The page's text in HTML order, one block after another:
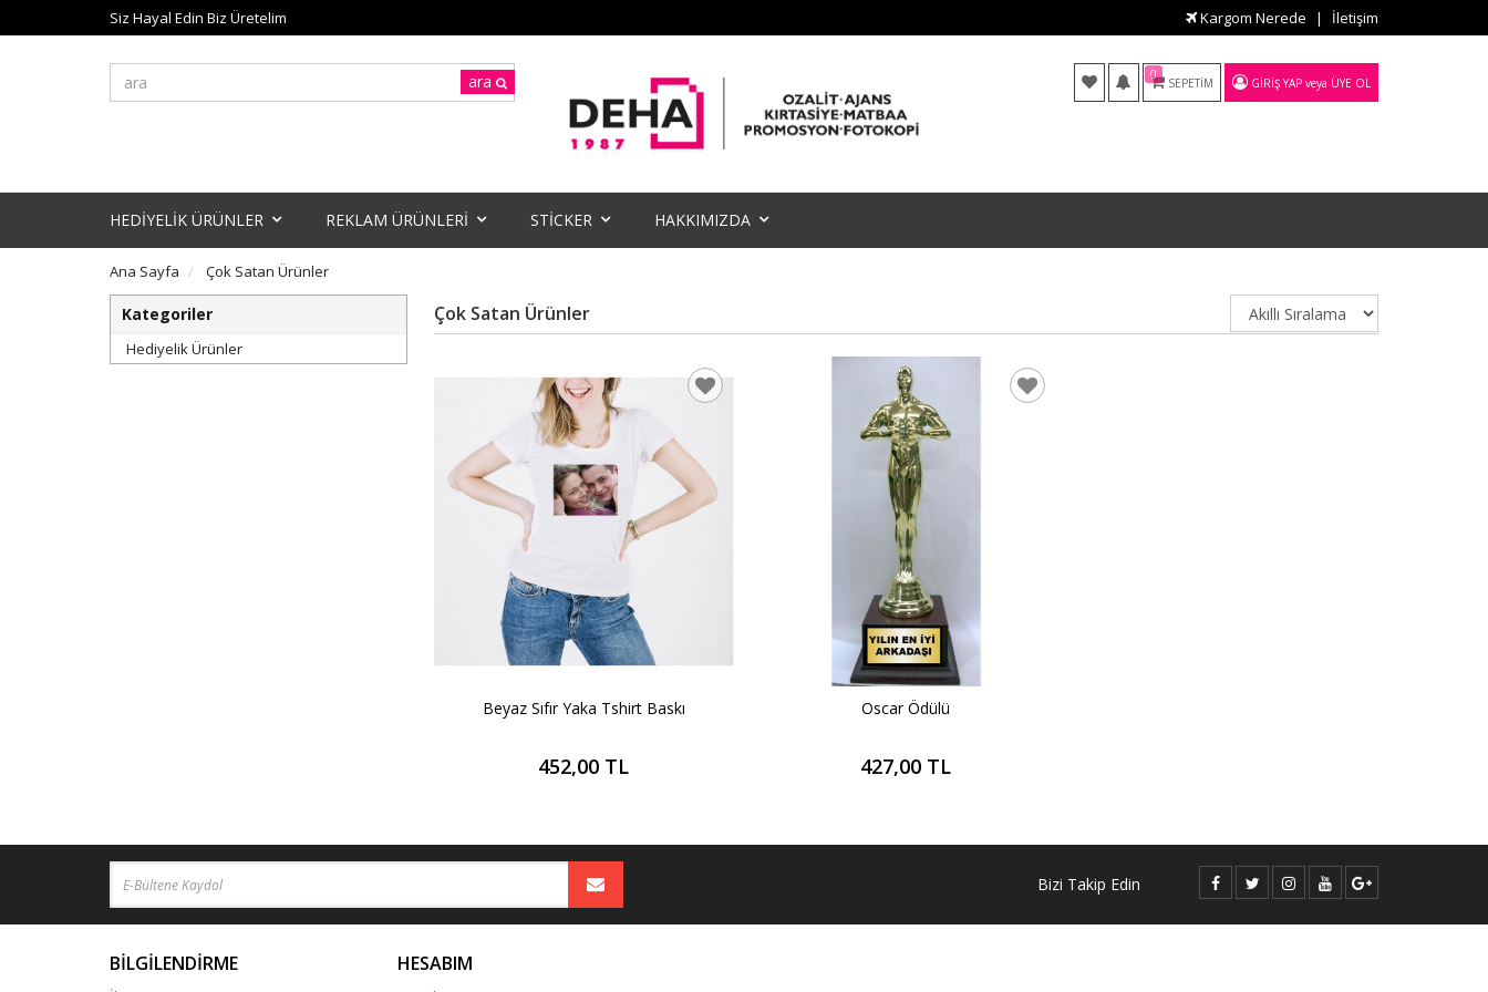
Siz Hayal Edin Biz Üretelim Kargom Nerede İletişim
ara 0
SEPETIM GIRIŞ YAP veya ÜYE OL
HEDİYELİK ÜRÜNLER REKLAM ÜRÜNLERİ STİCKER HAKKIMIZDA
Ana Sayfa Çok Satan Ürünler
Kategoriler
Hediyelik Ürünler
Çok Satan Ürünler
Beyaz Sıfır Yaka Tshirt Baskı
452,00 TL
Oscar Ödülü
427,00 TL
Bizi Takip Edin
BİLGİLENDİRME HESABIM